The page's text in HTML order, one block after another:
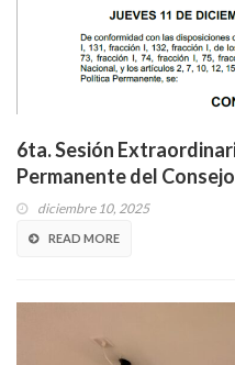
6ta. Sesión
Permanente del
diciembre 10, 2025
READ MORE